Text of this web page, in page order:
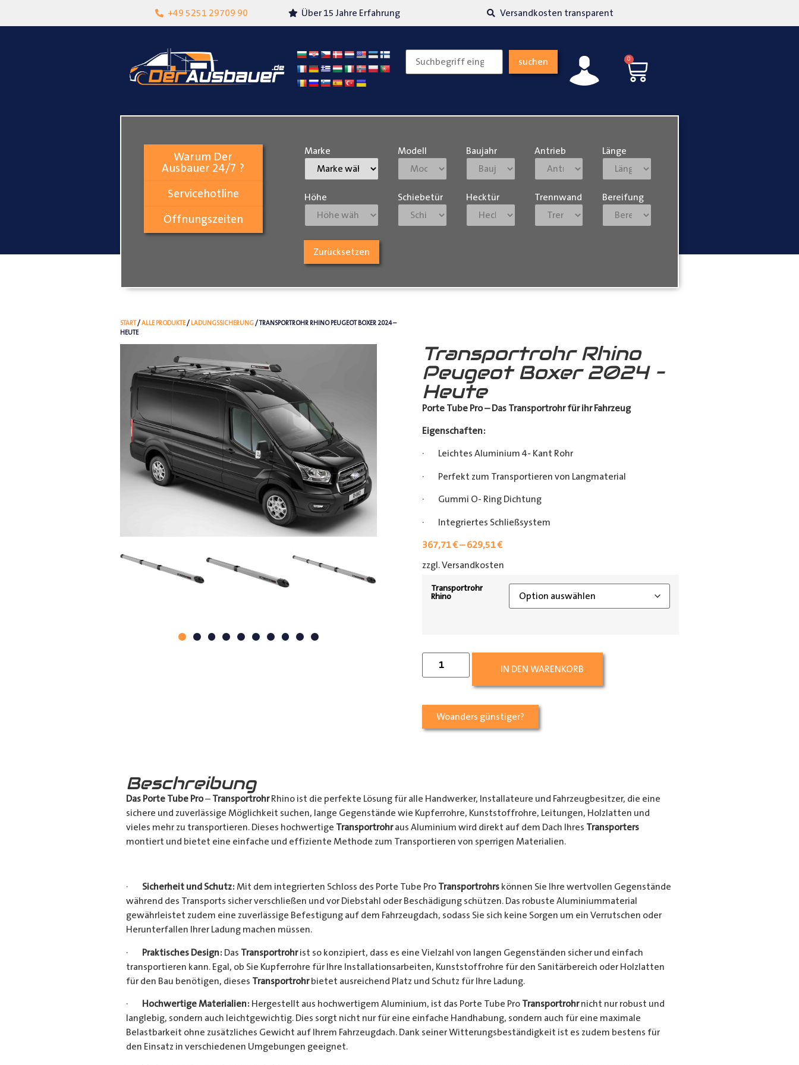
+49 5251 29709 90
Lokalgeschäft in Paderborn Über 15 Jahre Erfahrung Versandkosten transparent
suchen 0
Warum Der
Ausbauer 24/7 ?
Servicehotline
Öffnungszeiten
Marke Modell Baujahr Antrieb Länge
Höhe Schiebetür Hecktür Trennwand Bereifung
Zurücksetzen
START/ALLE PRODUKTE/ LADUNGSSICHERUNG/ TRANSPORTROHR RHINO PEUGEOT BOXER 2024 –
HEUTE
Transportrohr Rhino
Peugeot Boxer 2024 –
Heute
Porte Tube Pro – Das Transportrohr für ihr Fahrzeug
Eigenschaften:
· Leichtes Aluminium 4- Kant Rohr
· Perfekt zum Transportieren von Langmaterial
· Gummi O- Ring Dichtung
· Integriertes Schließsystem
367,71€–629,51€
zzgl. Versandkosten
Transportrohr
Rhino
IN DEN WARENKORB
Woanders günstiger?
Beschreibung
Das Porte Tube Pro– TransportrohrRhino ist die perfekte Lösung für alle Handwerker, Installateure und Fahrzeugbesitzer, die eine
sichere und zuverlässige Möglichkeit suchen, lange Gegenstände wie Kupferrohre, Kunststoffrohre, Leitungen, Holzlatten und
vieles mehr zu transportieren. Dieses hochwertige Transportrohraus Aluminium wird direkt auf dem Dach Ihres Transporters
montiert und bietet eine einfache und effiziente Methode zum Transportieren von sperrigen Materialien.
· Sicherheit und Schutz: Mit dem integrierten Schloss des Porte Tube Pro Transportrohrskönnen Sie Ihre wertvollen Gegenstände
während des Transports sicher verschließen und vor Diebstahl oder Beschädigung schützen. Das robuste Aluminiummaterial
gewährleistet zudem eine zuverlässige Befestigung auf dem Fahrzeugdach, sodass Sie sich keine Sorgen um ein Verrutschen oder
Herunterfallen Ihrer Ladung machen müssen.
· Praktisches Design: Das Transportrohrist so konzipiert, dass es eine Vielzahl von langen Gegenständen sicher und einfach
transportieren kann. Egal, ob Sie Kupferrohre für Ihre Installationsarbeiten, Kunststoffrohre für den Sanitärbereich oder Holzlatten
für den Bau benötigen, dieses Transportrohrbietet ausreichend Platz und Schutz für Ihre Ladung.
· Hochwertige Materialien: Hergestellt aus hochwertigem Aluminium, ist das Porte Tube Pro Transportrohrnicht nur robust und
langlebig, sondern auch leichtgewichtig. Dies sorgt nicht nur für eine einfache Handhabung, sondern auch für eine maximale
Belastbarkeit ohne zusätzliches Gewicht auf Ihrem Fahrzeugdach. Dank seiner Witterungsbeständigkeit ist es zudem bestens für
den Einsatz in verschiedenen Umgebungen geeignet.